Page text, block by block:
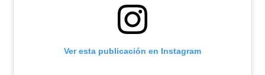
Ver esta publicación en Instagram